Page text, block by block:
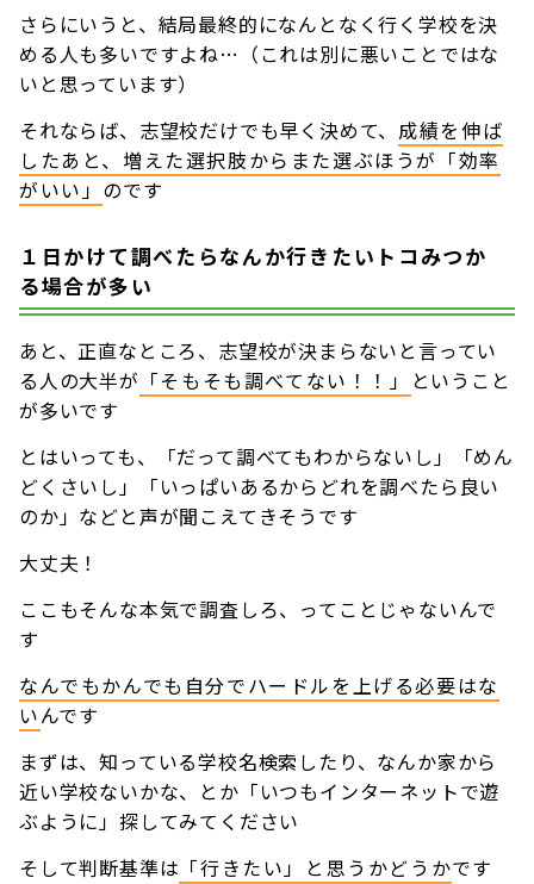
さらにいうと、結局最終的になんとなく行く学校を決
める人も多いですよね…（これは別に悪いことではな
いと思っています）
それならば、志望校だけでも早く決めて、 成績を伸ば
したあと、増えた選択肢からまた選ぶほうが「効率
がいい」 のです
１日かけて調べたらなんか行きたいトコみつか
る場合が多い
あと、正直なところ、志望校が決まらないと言ってい
る人の大半が 「そもそも調べてない！！」
ということ
が多いです
とはいっても、「だって調べてもわからないし」「めん
どくさいし」「いっぱいあるからどれを調べたら良い
のか」などと声が聞こえてきそうです
大丈夫！
ここもそんな本気で調査しろ、ってことじゃないんで
す
なんでもかんでも自分でハードルを上げる必要はな
いんです
まずは、知っている学校名検索したり、なんか家から
近い学校ないかな、とか「いつもインターネットで遊
ぶように」探してみてください
そして判断基準は 「行きたい」と思うかどうかです